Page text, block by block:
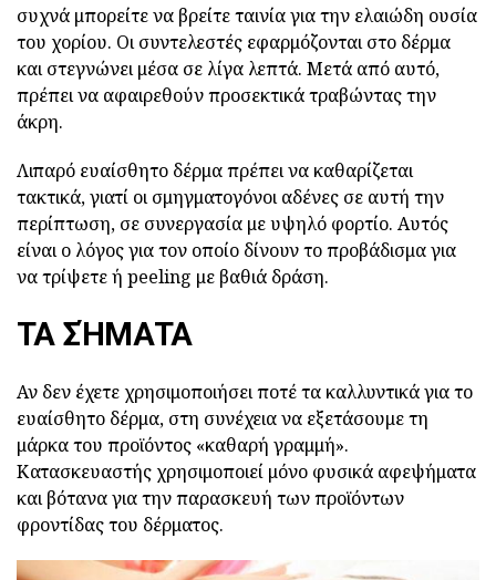
συχνά μπορείτε να βρείτε ταινία για την ελαιώδη ουσία
του χορίου. Οι συντελεστές εφαρμόζονται στο δέρμα
και στεγνώνει μέσα σε λίγα λεπτά. Μετά από αυτό,
πρέπει να αφαιρεθούν προσεκτικά τραβώντας την
άκρη.
Λιπαρό ευαίσθητο δέρμα πρέπει να καθαρίζεται
τακτικά, γιατί οι σμηγματογόνοι αδένες σε αυτή την
περίπτωση, σε συνεργασία με υψηλό φορτίο. Αυτός
είναι ο λόγος για τον οποίο δίνουν το προβάδισμα για
να τρίψετε ή peeling με βαθιά δράση.
ΤΑ ΣΉΜΑΤΑ
Αν δεν έχετε χρησιμοποιήσει ποτέ τα καλλυντικά για το
ευαίσθητο δέρμα, στη συνέχεια να εξετάσουμε τη
μάρκα του προϊόντος «καθαρή γραμμή».
Κατασκευαστής χρησιμοποιεί μόνο φυσικά αφεψήματα
και βότανα για την παρασκευή των προϊόντων
φροντίδας του δέρματος.